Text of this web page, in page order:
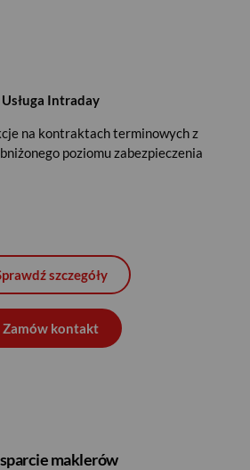
Usługa Intraday
na kontraktach terminowych z
poziomu zabezpieczenia
szczegóły
Zamów kontakt
maklerów